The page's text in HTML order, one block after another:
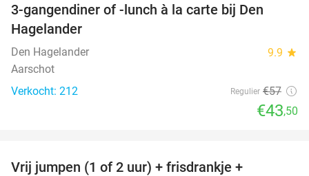
3-gangendiner of -lunch à la carte bij Den
Hagelander
Den Hagelander 9.9 star
Aarschot
Verkocht: 212
Regulier €57
€43,50
Vrij jumpen (1 of 2 uur) + frisdrankje +